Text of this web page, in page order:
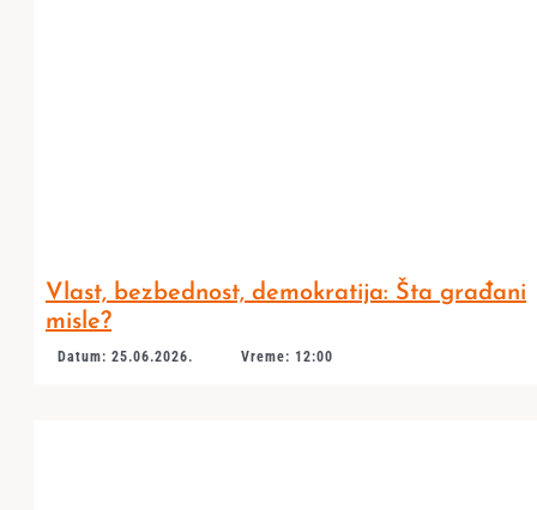
Vlast, bezbednost, demokratija: Šta građani
misle?
Datum: 25.06.2026. Vreme: 12:00